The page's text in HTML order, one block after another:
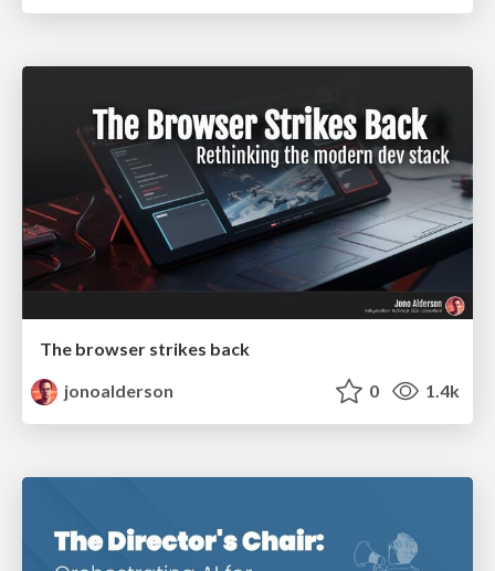
The browser strikes back
jonoalderson
0 1.4k